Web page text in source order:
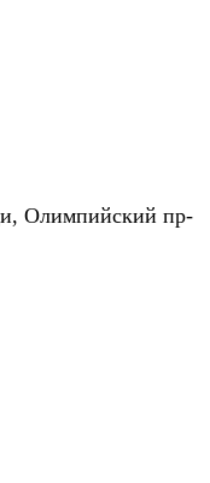
Олимпийский пр-